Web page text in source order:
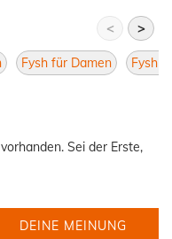
< >
Fysh für Damen Fysh
Sei der Erste,
DEINE MEINUNG